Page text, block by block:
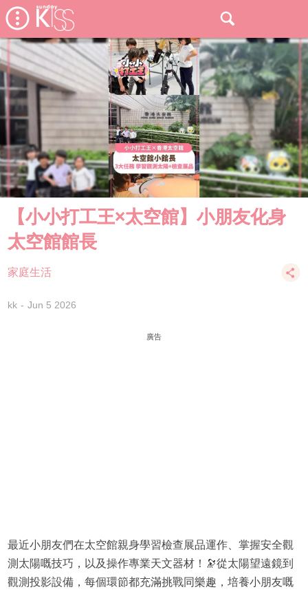
【小小打工王×太空館】小朋友化身
太空館館長
家庭生活
kk Jun 5 2026
廣告
最近小朋友們在太空館親身學習檢查展品運作、掌握安全觀
測太陽嘅技巧，以及操作專業天文器材！🔭從太陽望遠鏡到
觀測投影設備，每個環節都充滿挑戰同樂趣，培養小朋友嘅